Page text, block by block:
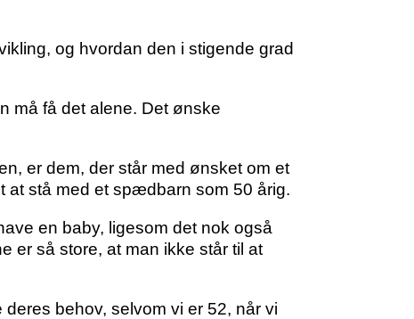
og hvordan den i stigende grad
må få det alene. Det ønske
er dem, der står med ønsket om et
at stå med et spædbarn som 50 årig.
en baby, ligesom det nok også
er så store, at man ikke står til at
behov, selvom vi er 52, når vi